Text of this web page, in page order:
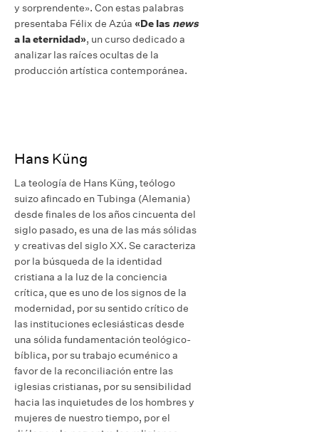
y sorprendente». Con estas palabras
presentaba Félix de Azúa «De las news
a la eternidad», un curso dedicado a
analizar las raíces ocultas de la
producción artística contemporánea.
Hans Küng
La teología de Hans Küng, teólogo
suizo afincado en Tubinga (Alemania)
desde finales de los años cincuenta del
siglo pasado, es una de las más sólidas
y creativas del siglo XX. Se caracteriza
por la búsqueda de la identidad
cristiana a la luz de la conciencia
crítica, que es uno de los signos de la
modernidad, por su sentido crítico de
las instituciones eclesiásticas desde
una sólida fundamentación teológico-
bíblica, por su trabajo ecuménico a
favor de la reconciliación entre las
iglesias cristianas, por su sensibilidad
hacia las inquietudes de los hombres y
mujeres de nuestro tiempo, por el